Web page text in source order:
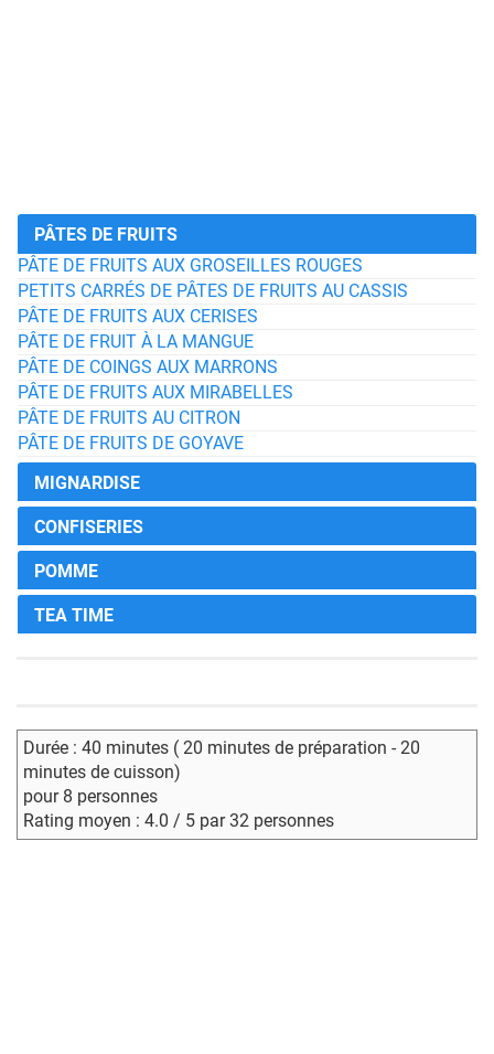
PÂTES DE FRUITS
PÂTE DE FRUITS AUX GROSEILLES ROUGES
PETITS CARRÉS DE PÂTES DE FRUITS AU CASSIS
PÂTE DE FRUITS AUX CERISES
PÂTE DE FRUIT À LA MANGUE
PÂTE DE COINGS AUX MARRONS
PÂTE DE FRUITS AUX MIRABELLES
PÂTE DE FRUITS AU CITRON
PÂTE DE FRUITS DE GOYAVE
MIGNARDISE
CONFISERIES
POMME
TEA TIME
Durée : 40 minutes ( 20 minutes de préparation - 20
minutes de cuisson)
pour 8 personnes
Rating moyen : 4.0 / 5 par 32 personnes